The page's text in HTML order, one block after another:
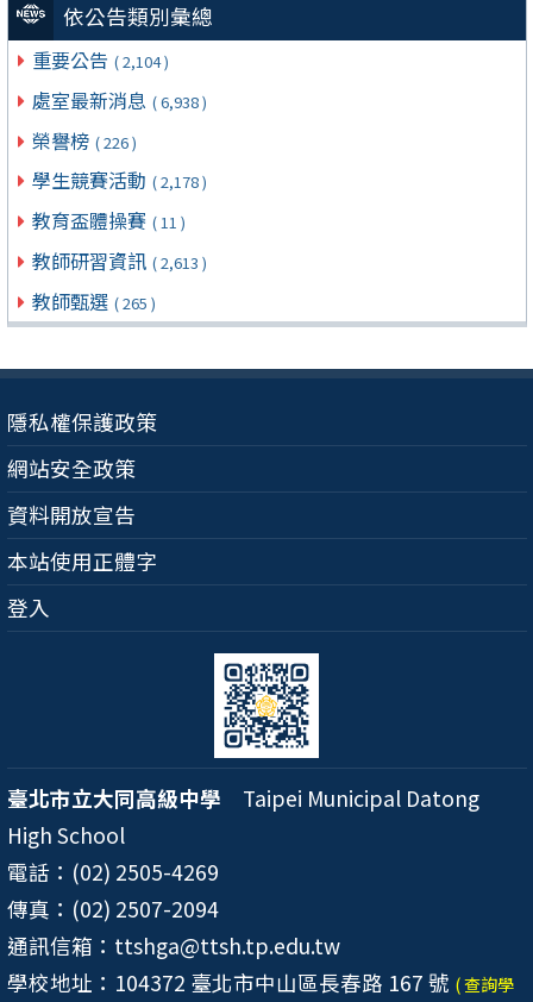
依公告類別彙總
重要公告 ( 2,104 )
處室最新消息 ( 6,938 )
榮譽榜 ( 226 )
學生競賽活動 ( 2,178 )
教育盃體操賽 ( 11 )
教師研習資訊 ( 2,613 )
教師甄選 ( 265 )
隱私權保護政策
網站安全政策
資料開放宣告
本站使用正體字
登入
臺北市立大同高級中學 Taipei Municipal Datong
High School
電話：(02) 2505-4269
傳真：(02) 2507-2094
通訊信箱：ttshga@ttsh.tp.edu.tw
學校地址：104372 臺北市中山區長春路 167 號 ( 查詢學